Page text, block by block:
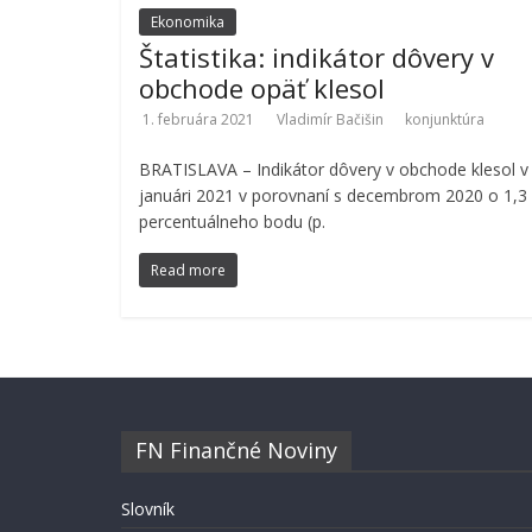
Ekonomika
Štatistika: indikátor dôvery v
obchode opäť klesol
1. februára 2021 Vladimír Bačišin konjunktúra
BRATISLAVA – Indikátor dôvery v obchode klesol v
januári 2021 v porovnaní s decembrom 2020 o 1,3
percentuálneho bodu (p.
Read more
FN Finančné Noviny
Slovník